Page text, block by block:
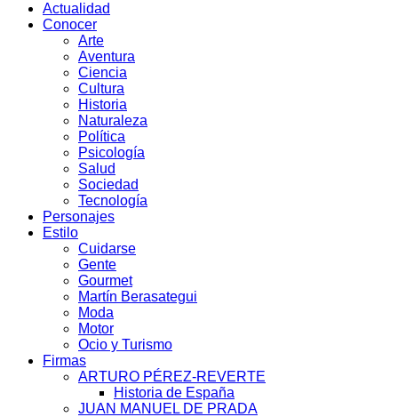
Actualidad
Conocer
Arte
Aventura
Ciencia
Cultura
Historia
Naturaleza
Política
Psicología
Salud
Sociedad
Tecnología
Personajes
Estilo
Cuidarse
Gente
Gourmet
Martín Berasategui
Moda
Motor
Ocio y Turismo
Firmas
ARTURO PÉREZ-REVERTE
Historia de España
JUAN MANUEL DE PRADA